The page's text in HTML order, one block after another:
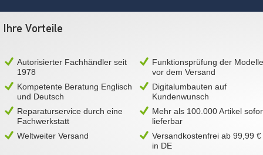
Ihre Vorteile
Autorisierter Fachhändler seit
1978
Funktionsprüfung der Modelle
vor dem Versand
Kompetente Beratung Englisch
und Deutsch
Digitalumbauten auf
Kundenwunsch
Reparaturservice durch eine
Fachwerkstatt
Mehr als 100.000 Artikel
lieferbar
Weltweiter Versand
Versandkostenfrei ab 99,99 €
in DE